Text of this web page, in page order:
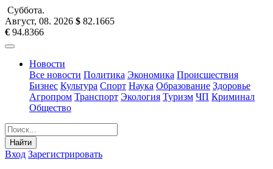
Суббота.
Август, 08. 2026 $ 82.1665
€ 94.8366
Новости
Все новости Политика Экономика Происшествия
Бизнес Культура Спорт Наука Образование Здоровье
Агропром Транспорт Экология Туризм ЧП Криминал
Общество
Найти
Вход Зарегистрировать